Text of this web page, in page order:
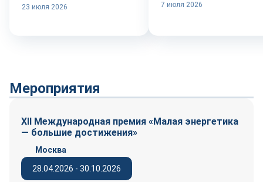
23 июля 2026 7 июля 2026
Мероприятия
XII Международная премия «Малая энергетика
— большие достижения»
28.04.2026 - 30.10.2026
Москва